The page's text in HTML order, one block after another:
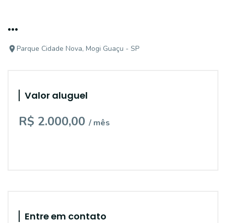
...
Parque Cidade Nova, Mogi Guaçu - SP
Valor aluguel
R$ 2.000,00 / mês
Entre em contato